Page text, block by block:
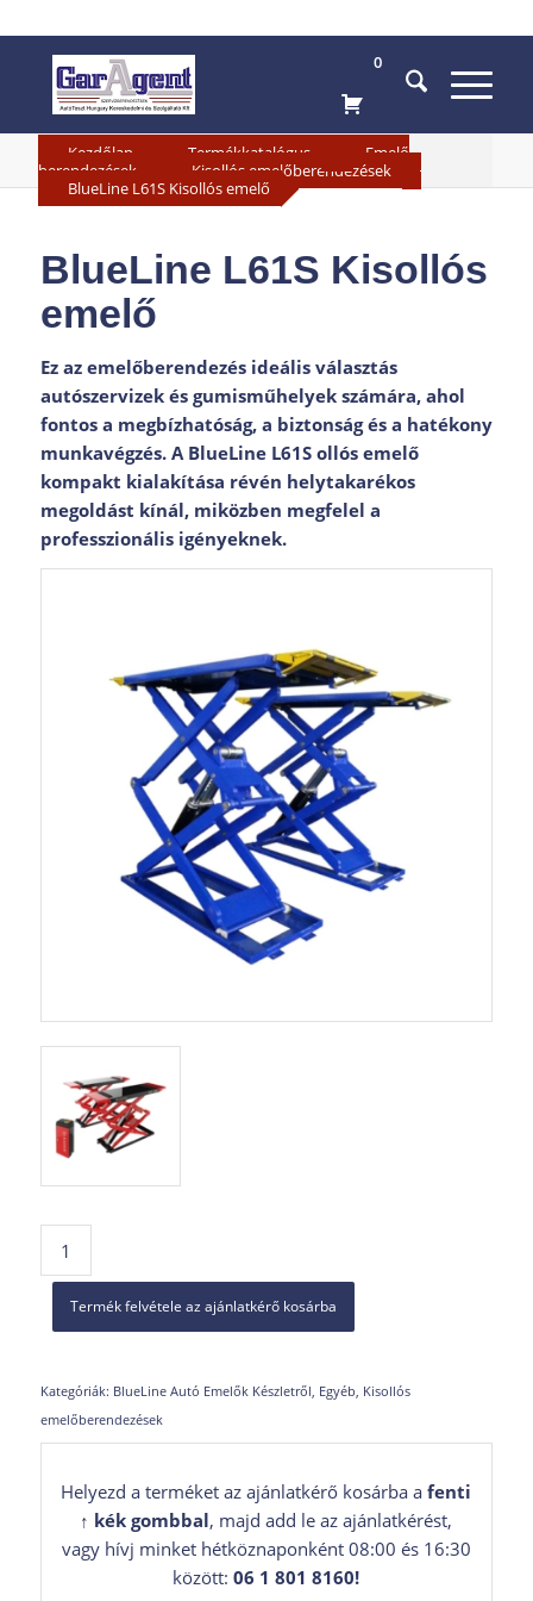
0
Kezdőlap Termékkatalógus
Emelő
berendezések
Kisollós emelőberendezések
BlueLine L61S Kisollós emelő
BlueLine L61S Kisollós
emelő
Ez az emelőberendezés ideális választás
autószervizek és gumisműhelyek számára, ahol
fontos a megbízhatóság, a biztonság és a hatékony
munkavégzés. A BlueLine L61S ollós emelő
kompakt kialakítása révén helytakarékos
megoldást kínál, miközben megfelel a
professzionális igényeknek.
Termék felvétele az ajánlatkérő kosárba
Kategóriák: BlueLine Autó Emelők Készletről, Egyéb, Kisollós
emelőberendezések
Helyezd a terméket az ajánlatkérő kosárba afenti
↑ kék gombbal, majd add le az ajánlatkérést,
vagy hívj minket hétköznaponként 08:00 és 16:30
között:06 1 801 8160!